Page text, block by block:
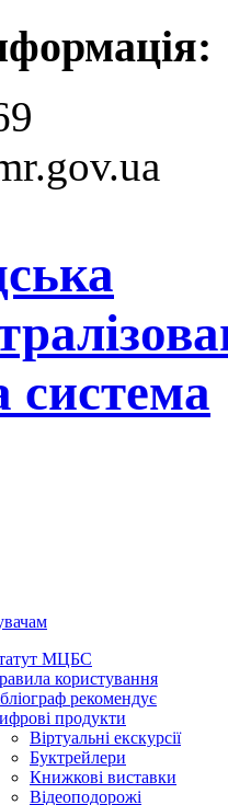
система
МЦБС
користування
рекомендує
продукти
Віртуальні екскурсії
Буктрейлери
Книжкові виставки
Відеоподорожі